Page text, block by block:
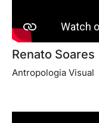
Renato Soares
Antropologia Visual